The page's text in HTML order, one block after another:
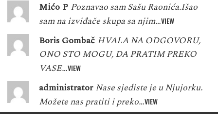
Mićo P Poznavao sam Sašu Raonića.Išao
sam na izviđače skupa sa njim…VIEW
Boris Gombač HVALA NA ODGOVORU,
ONO STO MOGU, DA PRATIM PREKO
VASE…VIEW
administrator Nase sjediste je u Njujorku.
Možete nas pratiti i preko…VIEW